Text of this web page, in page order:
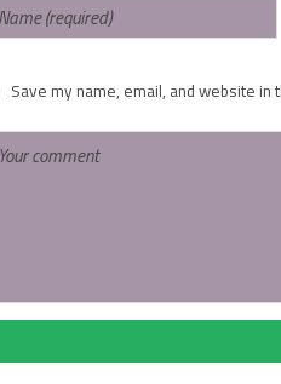
Save my name, email, and website